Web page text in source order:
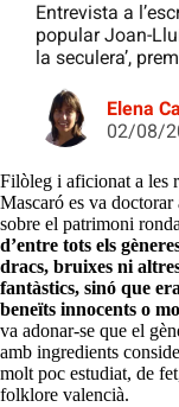
Entrevista a
popular Joan-
la seculera’,
Elena
02/08/
Filòleg i aficionat a les
Mascaró es va
sobre el patrimoni
d’entre tots els
dracs, bruixes ni
fantàstics, sinó que
beneïts innocents o
va adonar-se que el
amb ingredients
molt poc estudiat, de
folklore valencià.